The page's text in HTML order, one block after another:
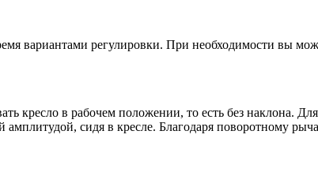
вариантами регулировки. При необходимости вы
кресло в рабочем положении, то есть без наклона.
амплитудой, сидя в кресле. Благодаря поворотному